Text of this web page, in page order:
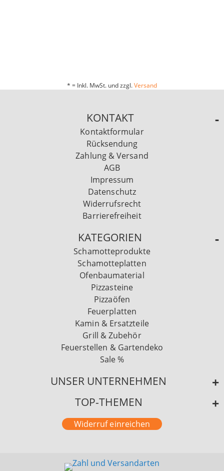
* = Inkl. MwSt. und zzgl.Versand
KONTAKT
Kontaktformular
Rücksendung
Zahlung & Versand
AGB
Impressum
Datenschutz
Widerrufsrecht
Barrierefreiheit
KATEGORIEN
Schamotteprodukte
Schamotteplatten
Ofenbaumaterial
Pizzasteine
Pizzaöfen
Feuerplatten
Kamin & Ersatzteile
Grill & Zubehör
Feuerstellen & Gartendeko
Sale %
UNSER UNTERNEHMEN
TOP-THEMEN
Widerruf einreichen